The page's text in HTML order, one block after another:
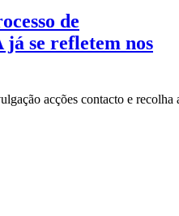
de
se refletem nos